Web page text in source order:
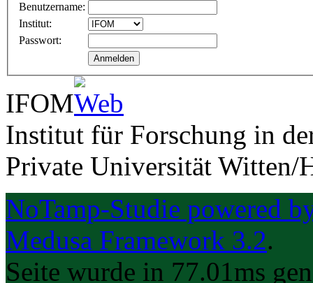
Benutzername:
Institut:
Passwort:
Anmelden
IFOM
Institut für Forschung in
Private Universität Witten/
NoTamp-Studie powered
Medusa Framework 3.2.
Seite wurde in 77.01ms